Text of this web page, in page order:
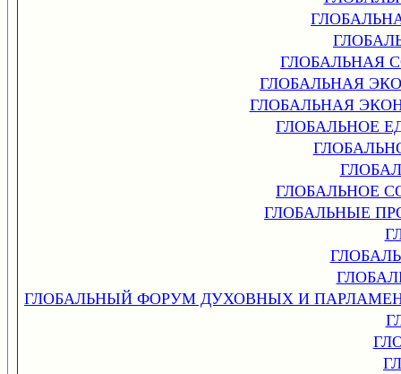
ГЛОБАЛЬНАЯ
ГЛОБАЛЬНАЯ
ГЛОБАЛЬНАЯ
ГЛОБАЛЬНОЕ
ГЛОБАЛЬНОЕ
ГЛОБАЛЬНЫЕ
ГЛОБАЛЬНЫЙ ФОРУМ ДУХОВНЫХ И